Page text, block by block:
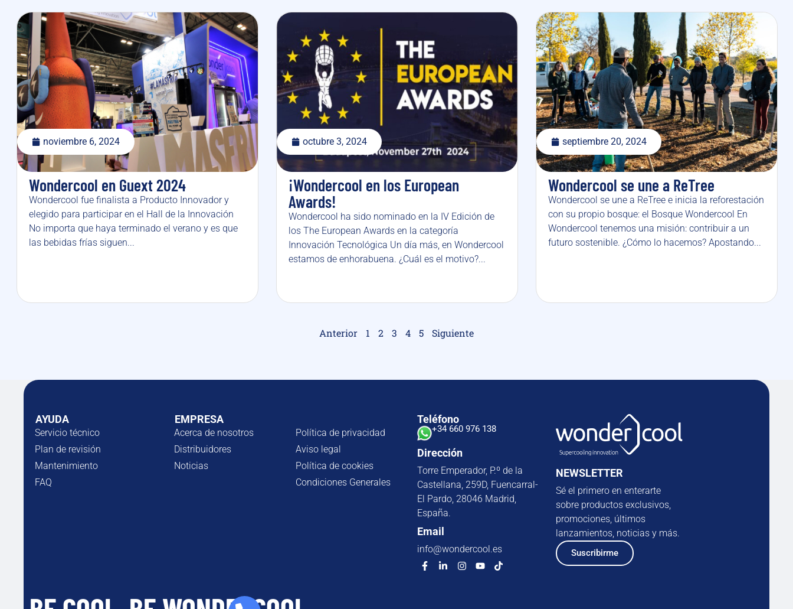
noviembre 6, 2024
Wondercool en Guext 2024
Wondercool fue finalista a Producto Innovador y
elegido para participar en el Hall de la Innovación
No importa que haya terminado el verano y es que
las bebidas frías siguen...
octubre 3, 2024
¡Wondercool en los European
Awards!
Wondercool ha sido nominado en la IV Edición de
los The European Awards en la categoría
Innovación Tecnológica Un día más, en Wondercool
estamos de enhorabuena. ¿Cuál es el motivo?...
septiembre 20, 2024
Wondercool se une a ReTree
Wondercool se une a ReTree e inicia la reforestación
con su propio bosque: el Bosque Wondercool En
Wondercool tenemos una misión: contribuir a un
futuro sostenible. ¿Cómo lo hacemos? Apostando...
Anterior 1 2 3 4 5 Siguiente
AYUDA
Servicio técnico
Plan de revisión
Mantenimiento
FAQ
EMPRESA
Acerca de nosotros
Distribuidores
Noticias
Política de privacidad
Aviso legal
Política de cookies
Condiciones Generales
Teléfono
+34 660 976 138
Dirección
Torre Emperador, P.º de la
Castellana, 259D, Fuencarral-
El Pardo, 28046 Madrid,
España.
Email
info@wondercool.es
NEWSLETTER
Sé el primero en enterarte
sobre productos exclusivos,
promociones, últimos
lanzamientos, noticias y más.
Suscribirme